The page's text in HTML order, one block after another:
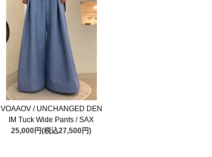
VOAAOV / UNCHANGED DEN
IM Tuck Wide Pants / SAX
25,000円(税込27,500円)